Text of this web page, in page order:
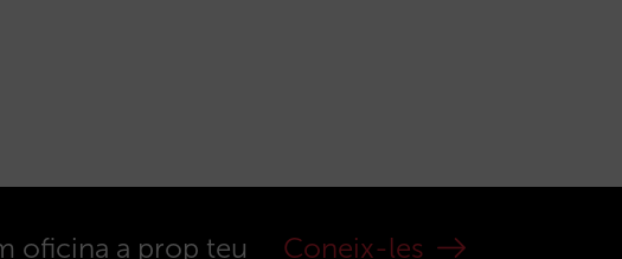
oficina a prop teu Coneix-les